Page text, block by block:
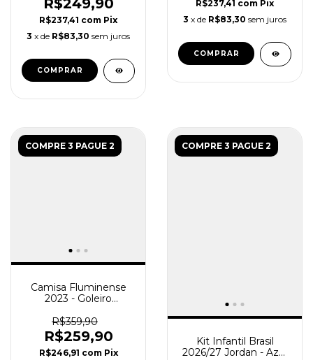
R$249,90
R$237,41 com Pix
3 x de R$83,30 sem juros
COMPRAR
R$237,41 com Pix
3 x de R$83,30 sem juros
COMPRAR
COMPRE 3 PAGUE 2
Camisa Fluminense
2023 - Goleiro
Rosa
R$359,90
R$259,90
R$246,91 com Pix
COMPRE 3 PAGUE 2
Kit Infantil Brasil
2026/27 Jordan - Azul